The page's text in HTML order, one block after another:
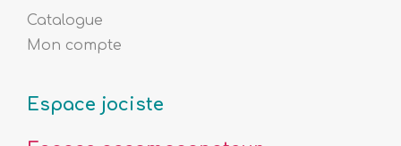
Catalogue
Mon compte
Espace jociste